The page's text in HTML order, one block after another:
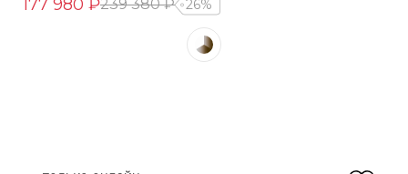
177 980 ₽239 380 ₽ 26%